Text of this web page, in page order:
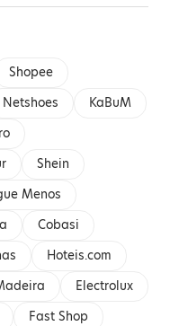
Shopee
Netshoes
KaBuM
Shein
Menos
Cobasi
Hoteis.com
Electrolux
Fast Shop